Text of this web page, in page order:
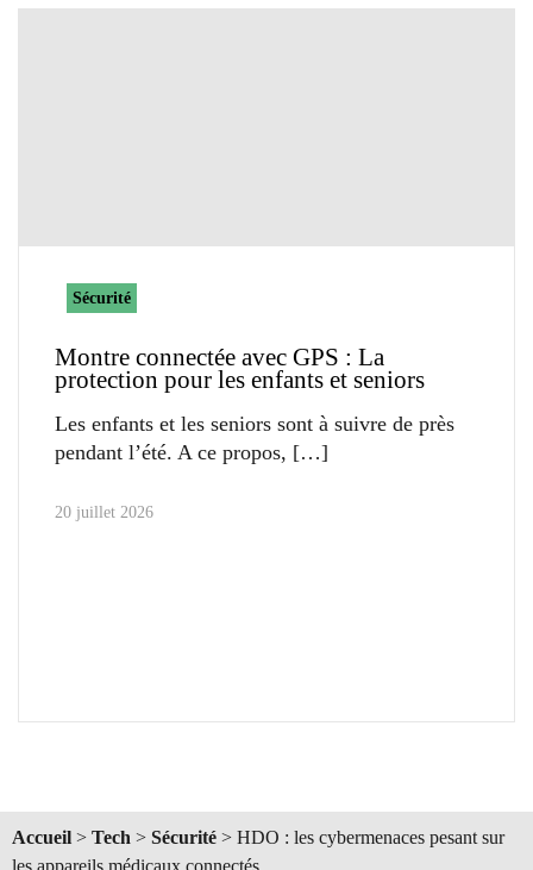
Sécurité
Montre connectée avec GPS : La
protection pour les enfants et seniors
Les enfants et les seniors sont à suivre de près
pendant l’été. A ce propos,
20 juillet 2026
Accueil > Tech > Sécurité > HDO : les cybermenaces pesant sur
les appareils médicaux connectés